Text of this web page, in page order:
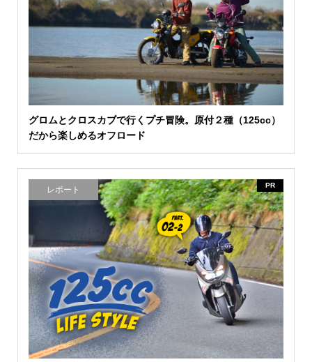
グロムとクロスカブで行くプチ冒険。原付２種（125cc）
だから楽しめるオフロード
レポート PR